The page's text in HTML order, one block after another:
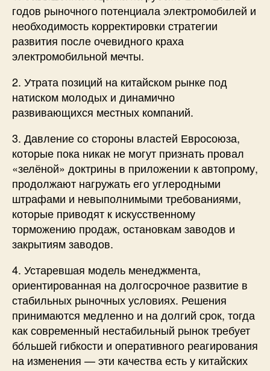
годов рыночного потенциала электромобилей и
необходимость корректировки стратегии
развития после очевидного краха
электромобильной мечты.
2. Утрата позиций на китайском рынке под
натиском молодых и динамично
развивающихся местных компаний.
3. Давление со стороны властей Евросоюза,
которые пока никак не могут признать провал
«зелёной» доктрины в приложении к автопрому,
продолжают нагружать его углеродными
штрафами и невыполнимыми требованиями,
которые приводят к искусственному
торможению продаж, остановкам заводов и
закрытиям заводов.
4. Устаревшая модель менеджмента,
ориентированная на долгосрочное развитие в
стабильных рыночных условиях. Решения
принимаются медленно и на долгий срок, тогда
как современный нестабильный рынок требует
бóльшей гибкости и оперативного реагирования
на изменения — эти качества есть у китайских